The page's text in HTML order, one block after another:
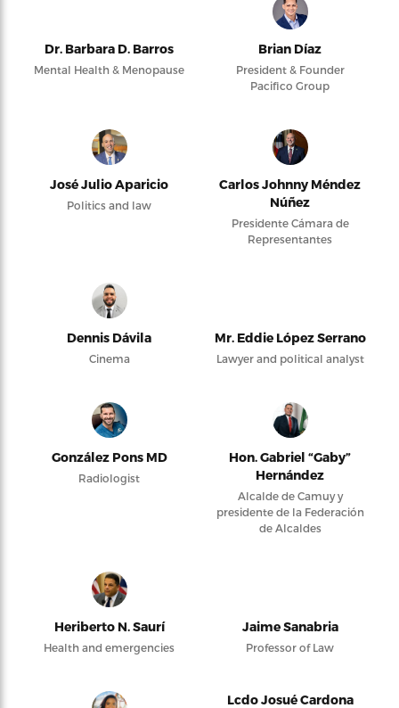
Dr. Barbara D. Barros
Mental Health & Menopause
Brian Díaz
President & Founder
Pacifico Group
José Julio Aparicio
Politics and law
Carlos Johnny Méndez
Núñez
Presidente Cámara de
Representantes
Dennis Dávila
Cinema
Mr. Eddie López Serrano
Lawyer and political analyst
González Pons MD
Radiologist
Hon. Gabriel “Gaby”
Hernández
Alcalde de Camuy y
presidente de la Federación
de Alcaldes
Heriberto N. Saurí
Health and emergencies
Jaime Sanabria
Professor of Law
Lcdo Josué Cardona